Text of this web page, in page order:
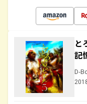
と
記
D-